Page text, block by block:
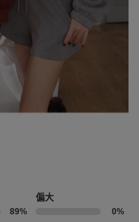
89%
偏大
0%